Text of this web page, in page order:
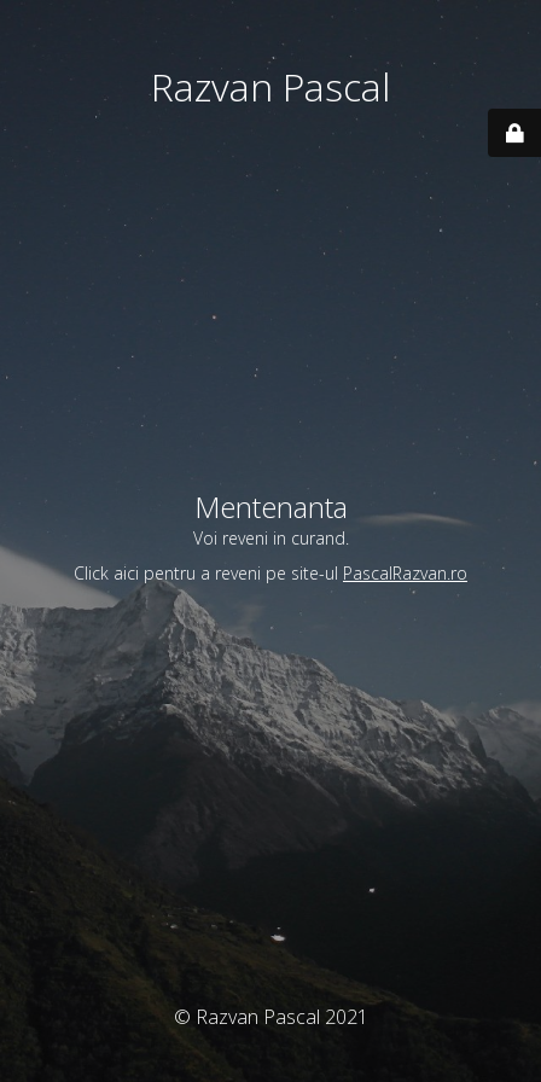
Razvan Pascal
Mentenanta
Voi reveni in curand.
Click aici pentru a reveni pe site-ul PascalRazvan.ro
© Razvan Pascal 2021